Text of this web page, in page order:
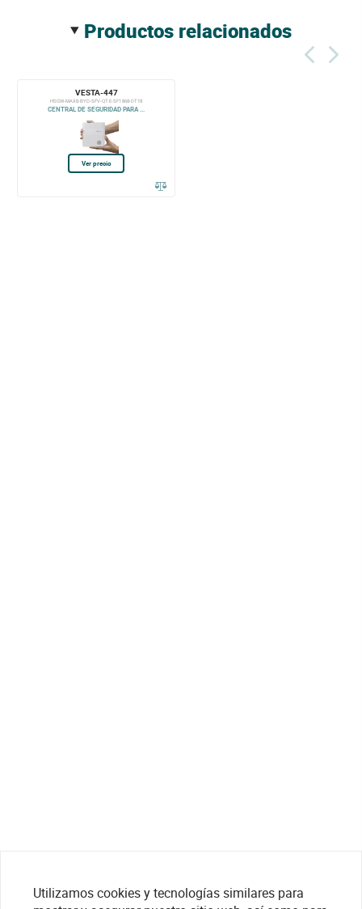
productos relacionados
VESTA-447
HSGW-MAX8-BYD-SFV-QT-E-SF1 868-DT18
CENTRAL DE SEGURIDAD PARA ...
Ver precio
Utilizamos cookies y tecnologías similares para